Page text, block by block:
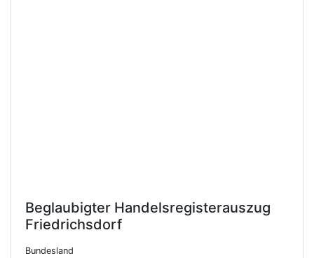
Beglaubigter Handelsregisterauszug
Friedrichsdorf
Bundesland